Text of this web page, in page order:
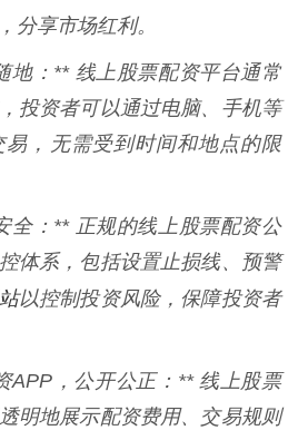
分享市场红利。
地：** 线上股票配资平台通常
投资者可以通过电脑、手机等
，无需受到时间和地点的限
全：** 正规的线上股票配资公
体系，包括设置止损线、预警
以控制投资风险，保障投资者
APP，公开公正：** 线上股票
明地展示配资费用、交易规则